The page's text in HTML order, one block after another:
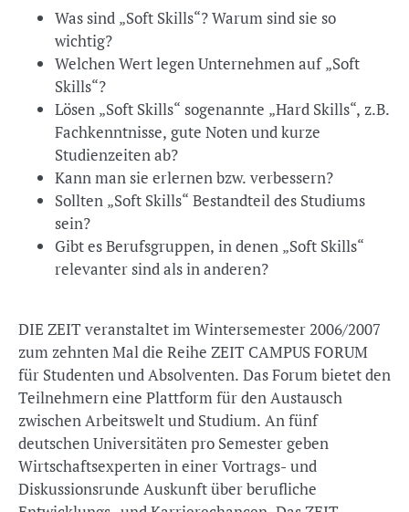
Was sind „Soft Skills“? Warum sind sie so
wichtig?
Welchen Wert legen Unternehmen auf „Soft
Skills“?
Lösen „Soft Skills“ sogenannte „Hard Skills“, z.B.
Fachkenntnisse, gute Noten und kurze
Studienzeiten ab?
Kann man sie erlernen bzw. verbessern?
Sollten „Soft Skills“ Bestandteil des Studiums
sein?
Gibt es Berufsgruppen, in denen „Soft Skills“
relevanter sind als in anderen?
DIE ZEIT veranstaltet im Wintersemester 2006/2007
zum zehnten Mal die Reihe ZEIT CAMPUS FORUM
für Studenten und Absolventen. Das Forum bietet den
Teilnehmern eine Plattform für den Austausch
zwischen Arbeitswelt und Studium. An fünf
deutschen Universitäten pro Semester geben
Wirtschaftsexperten in einer Vortrags- und
Diskussionsrunde Auskunft über berufliche